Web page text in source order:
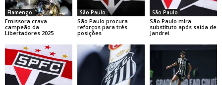
Flamengo
Emissora crava
campeão da
Libertadores 2025
São Paulo
São Paulo procura
reforços para três
posições
São Paulo
São Paulo mira
substituto após saída de
Jandrei